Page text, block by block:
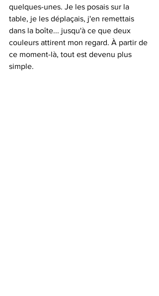
quelques-unes. Je les posais sur la
table, je les déplaçais, j'en remettais
dans la boîte... jusqu'à ce que deux
couleurs attirent mon regard. À partir de
ce moment-là, tout est devenu plus
simple.